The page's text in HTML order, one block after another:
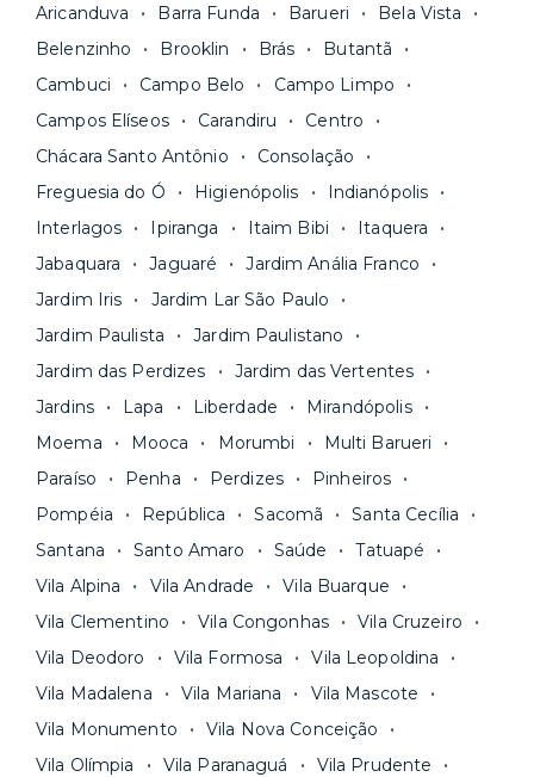
unidades são semprenovas ou recém-
reformadase já vêm com tudo funcionando —
água, gás, energia e, em alguns casos, até
Os moradores ainda contam com a facilidade de
pagar todas as contas do mês junto com o
aluguel, em um boleto único. Quer ainda mais
praticidade? Escolha uma unidade com serviços
inclusos e solicite suporte e manutenção para a
nossa equipe via app.
Seja uma mala ou um caminhão de mudança: é
só levar as suas coisas e começar a morar.
sem multa.
menores para períodos mais longos. Você
pode comparar os valores e escolher o prazo
ideal para o seu momento de vida na página das
A melhor parte é que todo oprocesso de
documentação pelo site da Yuca e assina o
contrato na tela do seu computador ou celular.
Simples, seguro e sem burocracia!
Aricanduva
Barra Funda Barueri
Bela Vista
Belenzinho
Brooklin Brás
Butantã
Cambuci
Campo Belo
Campo Limpo
Campos Elíseos
Carandiru
Centro
Chácara Santo Antônio
Consolação
Freguesia do Ó
Higienópolis
Indianópolis
Interlagos
Ipiranga Itaim Bibi
Itaquera
Jabaquara
Jaguaré
Jardim Anália Franco
Jardim Iris
Jardim Lar São Paulo
Jardim Paulista
Jardim Paulistano
Jardim das Perdizes
Jardim das Vertentes
Jardins
Lapa Liberdade
Mirandópolis
Moema
Mooca Morumbi
Multi Barueri
Paraíso
Penha Perdizes
Pinheiros
Pompéia
República Sacomã
Santa Cecília
Santana
Santo Amaro Saúde
Tatuapé
Vila Alpina
Vila Andrade
Vila Buarque
Vila Clementino
Vila Congonhas
Vila Cruzeiro
Vila Deodoro
Vila Formosa
Vila Leopoldina
Vila Madalena
Vila Mariana
Vila Mascote
Vila Monumento
Vila Nova Conceição
Vila Olímpia
Vila Paranaguá
Vila Prudente